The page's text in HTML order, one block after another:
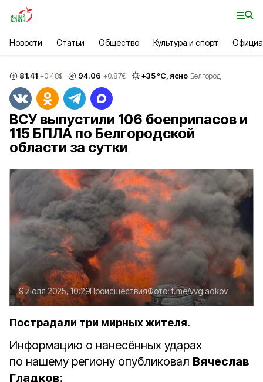
Новости Статьи Общество Культура и спорт
81.41 +0.48$ 94.06 +0.87€ +35°С, ясно Белгород
ВСУ выпустили 106 боеприпасов и
115 БПЛА по Белгородской
области за сутки
9 июля 2025, 10:29ПроисшествияФото:t.me/vvgladkov
Пострадали три мирных жителя.
Информацию о нанесённых ударах
по нашему региону опубликовал Вячеслав
Гладков: